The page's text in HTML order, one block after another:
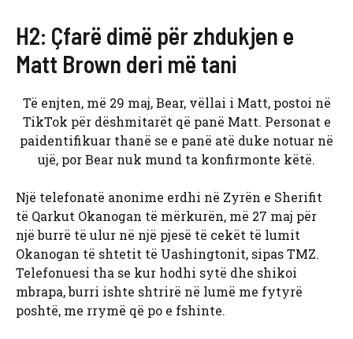
H2: Çfarë dimë për zhdukjen e
Matt Brown deri më tani
Të enjten, më 29 maj, Bear, vëllai i Matt, postoi në
TikTok për dëshmitarët që panë Matt. Personat e
paidentifikuar thanë se e panë atë duke notuar në
ujë, por Bear nuk mund ta konfirmonte këtë.
Një telefonatë anonime erdhi në Zyrën e Sherifit
të Qarkut Okanogan të mërkurën, më 27 maj për
një burrë të ulur në një pjesë të cekët të lumit
Okanogan të shtetit të Uashingtonit, sipas TMZ.
Telefonuesi tha se kur hodhi sytë dhe shikoi
mbrapa, burri ishte shtrirë në lumë me fytyrë
poshtë, me rrymë që po e fshinte.